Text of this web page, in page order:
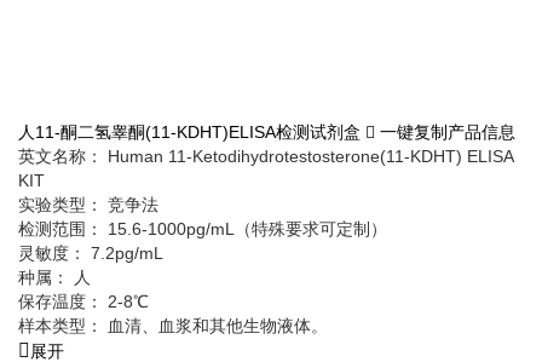
人11-酮二氢睾酮(11-KDHT)ELISA检测试剂盒
一键复制产品信息
英文名称： Human 11-Ketodihydrotestosterone(11-KDHT) ELISA
KIT
实验类型： 竞争法
检测范围： 15.6-1000pg/mL（特殊要求可定制）
灵敏度： 7.2pg/mL
种属： 人
保存温度： 2-8℃
样本类型： 血清、血浆和其他生物液体。
展开